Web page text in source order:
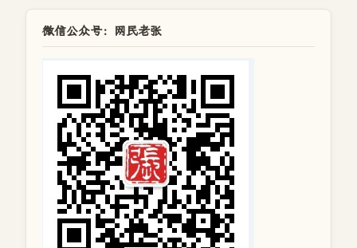
微信公众号：网民老张